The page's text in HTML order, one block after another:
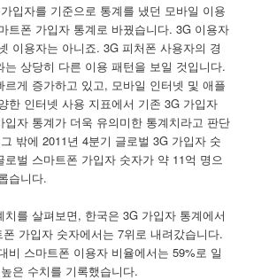
입자를 기준으로 통계를 냈던 모바일 이용
트폰 가입자 통계로 바꿨습니다. 3G 이용자
이용자는 아니죠. 3G 피처폰 사용자의 경
는 상당히 다른 이용 패턴을 보일 것입니다.
르게 증가하고 있고, 모바일 인터넷 및 애플
한 인터넷 사용 지표에서 기존 3G 가입자
입자 통계가 더욱 유의미한 통계치라고 판단
밖에 2011년 4분기 글로벌 3G 가입자 숫
로벌 스마트폰 가입자 숫자가 약 11억 명으
습니다.
치를 살펴보면, 한국은 3G 가입자 통계에서
가입자 숫자에서는 7위로 내려갔습니다.
비 스마트폰 이용자 비율에서는 59%로 일
은 수치를 기록했습니다.